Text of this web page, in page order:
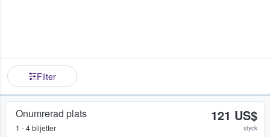
Filter
Onumrerad plats
1 - 4 biljetter
121 US$
styck